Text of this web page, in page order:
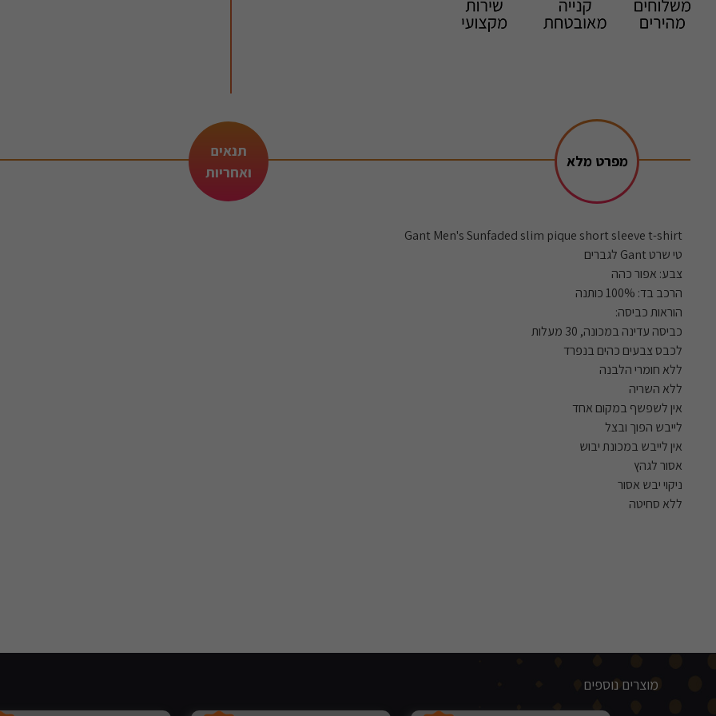
מפרט מלא
תנאים
ואחריות
Gant Men's Sunfaded slim pique short sleeve t-shirt
טי שרט Gant לגברים
צבע: אפור כהה
הרכב בד: 100% כותנה
הוראות כביסה:
כביסה עדינה במכונה, 30 מעלות
לכבס צבעים כהים בנפרד
ללא חומרי הלבנה
ללא השריה
אין לשפשף במקום אחד
לייבש הפוך ובצל
אין לייבש במכונת יבוש
אסור לגהץ
ניקוי יבש אסור
ללא סחיטה
מוצרים נוספים